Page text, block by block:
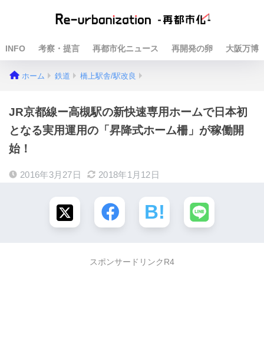
INFO 考察・提言 再都市化ニュース 再開発の卵 大阪万博
ホーム 鉄道 橋上駅舎/駅改良
JR京都線ー高槻駅の新快速専用ホームで日本初
となる実用運用の「昇降式ホーム柵」が稼働開
始！
2016年3月27日 2018年1月12日
スポンサードリンクR4